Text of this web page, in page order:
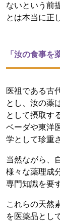
ないという前
とは本当に正
「汝の食事を
医祖である古
とし、汝の薬
として摂取す
ベーダや東洋
学として珍重
当然ながら、
様々な薬理成
専門知識を要
これらの天然
を医薬品とし